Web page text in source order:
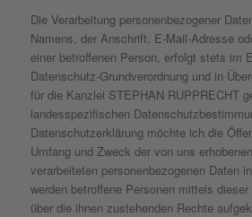
Die Verarbeitung personenbezogener
Namens, der Anschrift, E-Mail-Adresse
einer betroffenen Person, erfolgt stets im
Datenschutz-Grundverordnung und in
für die Kanzlei STEPHAN RUPPRECHT
landesspezifischen
Datenschutzerklärung möchte ich die
Umfang und Zweck der von uns
verarbeiteten personenbezogenen Daten
werden betroffene Personen mittels
über die ihnen zustehenden Rechte